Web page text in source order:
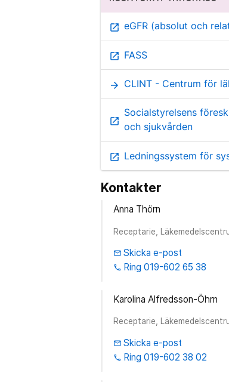
open_in_new eGFR (absolut och
open_in_new FASS
arrow_forward CLINT - Centrum för
open_in_new
Socialstyrelsens
och sjukvården
open_in_new Ledningssystem för
Kontakter
Anna Thörn
Receptarie,
email Skicka e-post
phone Ring 019-602 65 38
Karolina Alfredsson-Öhrn
Receptarie,
email Skicka e-post
phone Ring 019-602 38 02